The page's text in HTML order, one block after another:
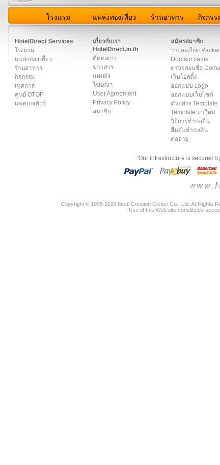
โรงแรม แหล่งท่องเที่ยว ร้านอาหาร กิจกรร
HotelDirect Services
โรงแรม
แหล่งท่องเที่ยว
ร้านอาหาร
กิจกรรม
เทศกาล
ศูนย์ OTOP
แพคเกจทัวร์
เกี่ยวกับเรา
HotelDirect.in.th
ติดต่อเรา
ข่าวสาร
แผนผัง
โฆษณา
User Agreement
Privacy Policy
สมาชิก
สมัครสมาชิก
รายละเอียด
Domain name
ตรวจสอบชื่อ
เว็บโฮสติ้ง
ออกแบบ Logo
ออกแบบเว็บไซต์
ตัวอย่าง Template
Template มาใหม่
วิธีการชำระเงิน
ยืนยันชำระเงิน
ต่ออายุ
"Our infrastructure is secured
Copyright © 1995-2026 Ideal Creation Center Co., Ltd. All Rights
Use of this Web site constitutes